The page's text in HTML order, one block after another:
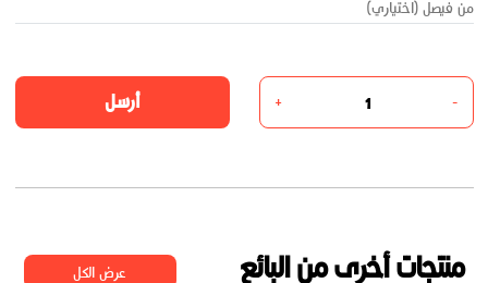
-
+ أرسل
منتجات أخرى من البائع عرض الكل